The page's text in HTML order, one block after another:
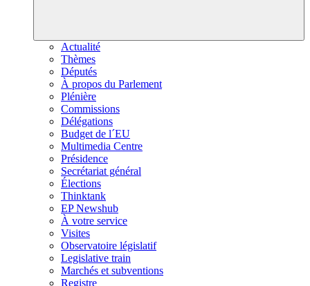
Actualité
Thèmes
Députés
À propos du Parlement
Plénière
Commissions
Délégations
Budget de l´EU
Multimedia Centre
Présidence
Secrétariat général
Élections
Thinktank
EP Newshub
À votre service
Visites
Observatoire législatif
Legislative train
Marchés et subventions
Registre